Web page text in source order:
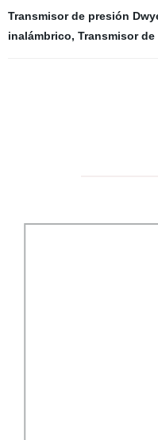
Transmisor de presión
inalámbrico, Transmisor